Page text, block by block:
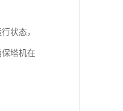
状态，
塔机在